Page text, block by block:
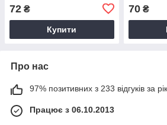
72 ₴
Купити
70₴
Про нас
97% позитивних з 233 відгуків за рік
Працює з 06.10.2013